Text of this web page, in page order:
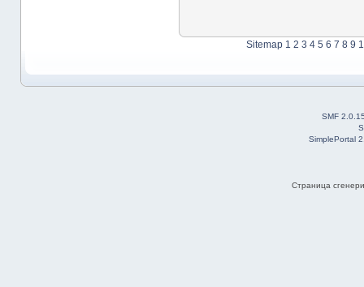
Sitemap 1 2 3 4 5 6 7 8 9
SMF
SimplePortal
Страница